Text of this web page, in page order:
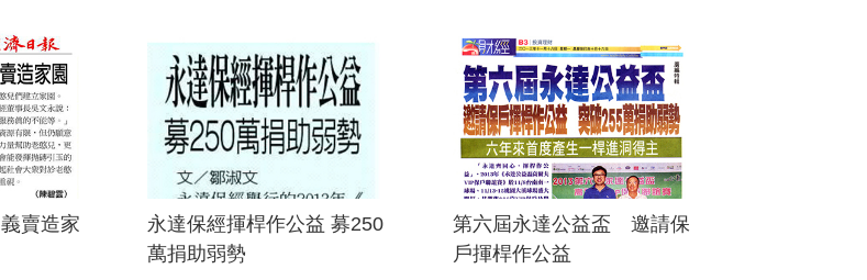
賣造家
永達保經揮桿作公益 募250
萬捐助弱勢
第六屆永達公益盃 邀請保
戶揮桿作公益